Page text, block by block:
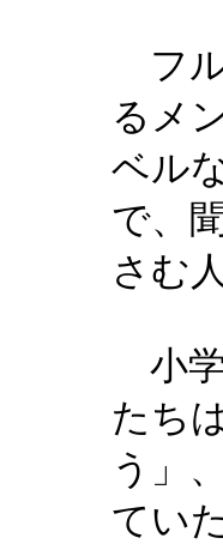
フル
るメ
ベル
で、
さむ
小学
たち
う」
てい